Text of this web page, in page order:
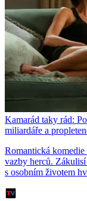
Kamarád taky rád:
miliardáře a
Romantická
vazby herců.
s osobním životem